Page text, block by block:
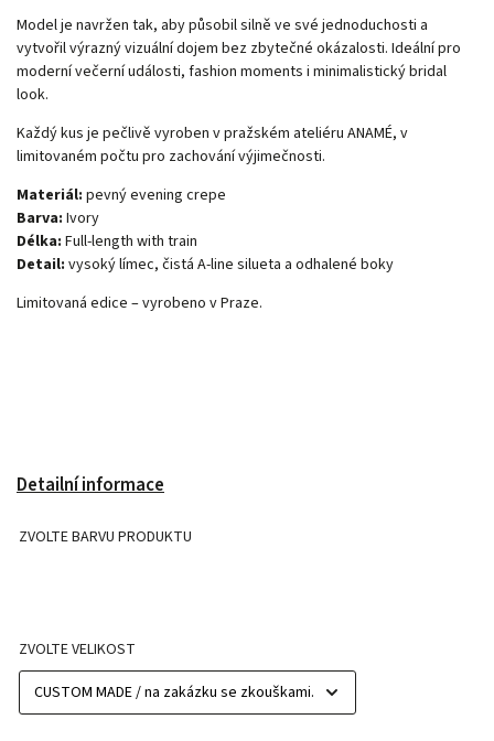
Model je navržen tak, aby působil silně ve své jednoduchosti a
vytvořil výrazný vizuální dojem bez zbytečné okázalosti. Ideální pro
moderní večerní události, fashion moments i minimalistický bridal
look.
Každý kus je pečlivě vyroben v pražském ateliéru ANAMÉ, v
limitovaném počtu pro zachování výjimečnosti.
Materiál: pevný evening crepe
Barva: Ivory
Délka: Full-length with train
Detail: vysoký límec, čistá A-line silueta a odhalené boky
Limitovaná edice – vyrobeno v Praze.
Detailní informace
ZVOLTE BARVU PRODUKTU
ZVOLTE VELIKOST